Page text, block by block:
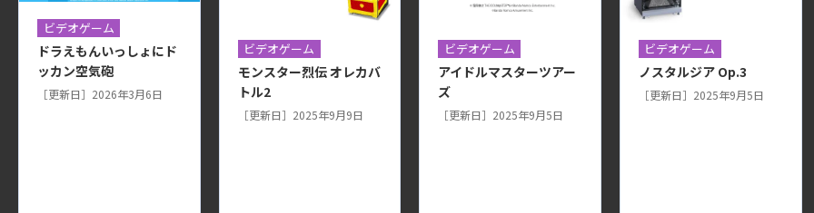
ビデオゲーム
ドラえもんいっしょにド
ッカン空気砲
［更新日］2026年3月6日
ビデオゲーム
モンスター烈伝 オレカバ
トル2
［更新日］2025年9月9日
ビデオゲーム
アイドルマスターツアー
ズ
［更新日］2025年9月5日
ビデオゲーム
ノスタルジア Op.3
［更新日］2025年9月5日